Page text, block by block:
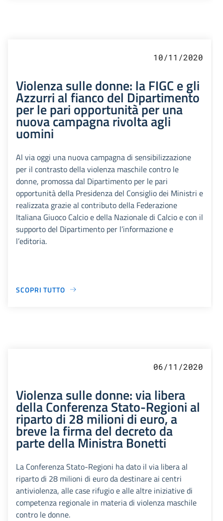
10/11/2020
Violenza sulle donne: la FIGC e gli
Azzurri al fianco del Dipartimento
per le pari opportunità per una
nuova campagna rivolta agli
uomini
Al via oggi una nuova campagna di sensibilizzazione
per il contrasto della violenza maschile contro le
donne, promossa dal Dipartimento per le pari
opportunità della Presidenza del Consiglio dei Ministri e
realizzata grazie al contributo della Federazione
Italiana Giuoco Calcio e della Nazionale di Calcio e con il
supporto del Dipartimento per l’informazione e
l’editoria.
SCOPRI TUTTO
06/11/2020
Violenza sulle donne: via libera
della Conferenza Stato-Regioni al
riparto di 28 milioni di euro, a
breve la firma del decreto da
parte della Ministra Bonetti
La Conferenza Stato-Regioni ha dato il via libera al
riparto di 28 milioni di euro da destinare ai centri
antiviolenza, alle case rifugio e alle altre iniziative di
competenza regionale in materia di violenza maschile
contro le donne.